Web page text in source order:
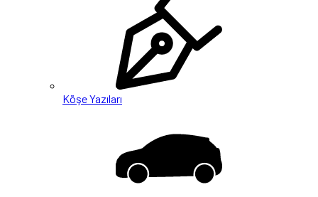
Köşe Yazıları